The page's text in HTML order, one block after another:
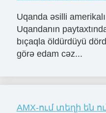
Uqanda əsilli
Uqandanın
bıçaqla öldürdüyü
görə edam cəz...
AMX-ում տեղի են